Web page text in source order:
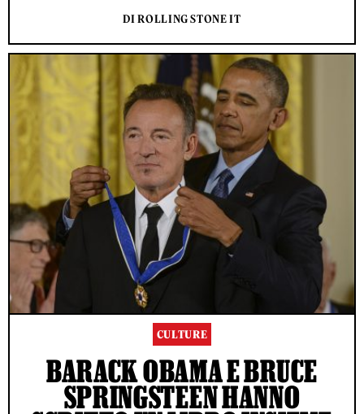
DI ROLLING STONE IT
CULTURE
BARACK OBAMA E BRUCE
SPRINGSTEEN HANNO